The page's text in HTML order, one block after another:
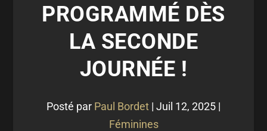
PROGRAMMÉ DÈS
LA SECONDE
JOURNÉE !
Posté par Paul Bordet | Juil 12, 2025 |
Féminines